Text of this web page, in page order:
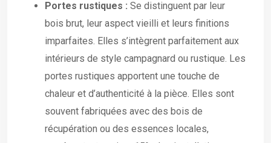
Portes rustiques : Se distinguent par leur
bois brut, leur aspect vieilli et leurs finitions
imparfaites. Elles s’intègrent parfaitement aux
intérieurs de style campagnard ou rustique. Les
portes rustiques apportent une touche de
chaleur et d’authenticité à la pièce. Elles sont
souvent fabriquées avec des bois de
récupération ou des essences locales,